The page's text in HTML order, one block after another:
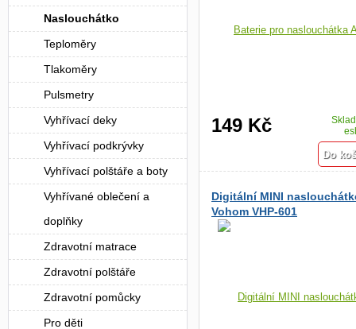
149 Kč
Digitální MINI
Vohom VHP-601
Naslouchátko
Teploměry
Tlakoměry
Pulsmetry
Vyhřívací deky
Vyhřívací podkrývky
Vyhřívací polštáře a boty
Vyhřívané oblečení a
doplňky
Zdravotní matrace
Zdravotní polštáře
Zdravotní pomůcky
Pro děti